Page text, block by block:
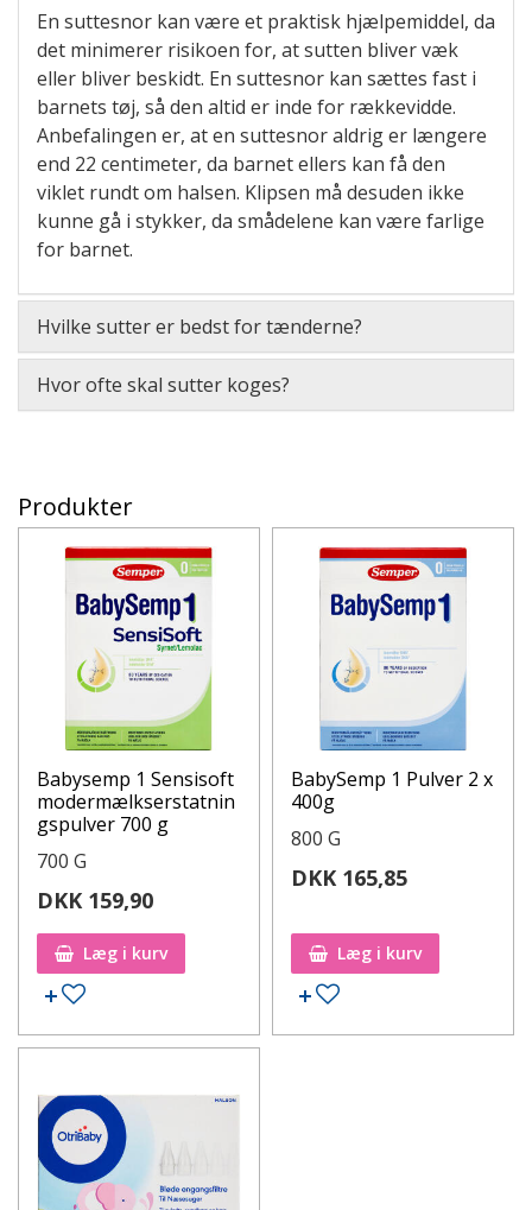
En suttesnor kan være et praktisk hjælpemiddel, da
det minimerer risikoen for, at sutten bliver væk
eller bliver beskidt. En suttesnor kan sættes fast i
barnets tøj, så den altid er inde for rækkevidde.
Anbefalingen er, at en suttesnor aldrig er længere
end 22 centimeter, da barnet ellers kan få den
viklet rundt om halsen. Klipsen må desuden ikke
kunne gå i stykker, da smådelene kan være farlige
for barnet.
Hvilke sutter er bedst for tænderne?
Hvor ofte skal sutter koges?
Produkter
Babysemp 1 Sensisoft
modermælkserstatnin
gspulver 700 g
700 G
DKK 159,90
Læg i kurv
BabySemp 1 Pulver 2 x
400g
800 G
DKK 165,85
Læg i kurv